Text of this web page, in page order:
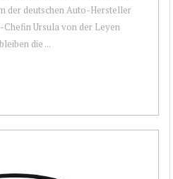
der deutschen Auto-Hersteller
Chefin Ursula von der Leyen
die ...